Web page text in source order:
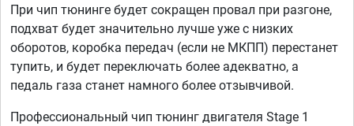
При чип тюнинге будет сокращен провал при разгоне,
подхват будет значительно лучше уже с низких
оборотов, коробка передач (если не МКПП) перестанет
тупить, и будет переключать более адекватно, а
педаль газа станет намного более отзывчивой.
Профессиональный чип тюнинг двигателя Stage 1